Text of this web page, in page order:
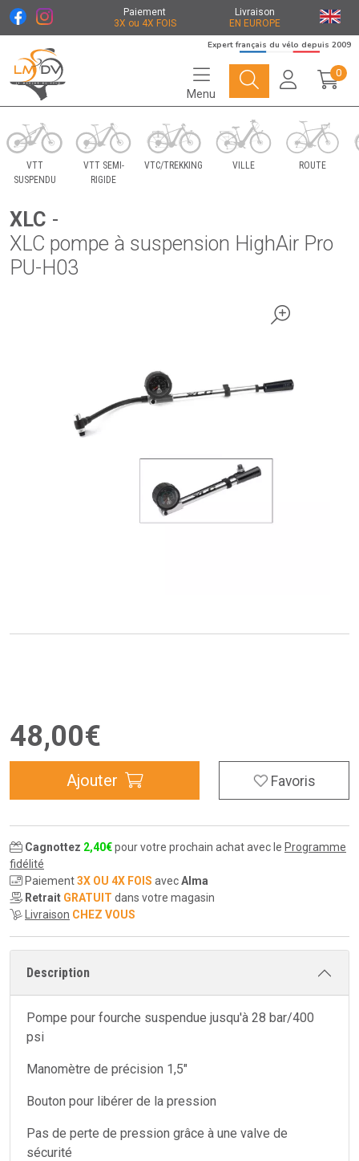
Paiement
3X ou 4X FOIS
Livraison
EN EUROPE
Le Marché du Vélo Votre distributeurs de vélo
Expert français du vélo depuis 2009
Menu
0
VTT
SUSPENDU
VTT SEMI-
RIGIDE
VTC/TREKKING VILLE ROUTE
XLC -
XLC pompe à suspension HighAir Pro
PU-H03
48,00€
Ajouter Favoris
Cagnottez 2,40€pour votre prochain achat avec le Programme
fidélité
Paiement3X OU 4X FOIS avecAlma
Retrait GRATUIT dans votre magasin
Livraison CHEZ VOUS
Description
Pompe pour fourche suspendue jusqu'à 28 bar/400
psi
Manomètre de précision 1,5"
Bouton pour libérer de la pression
Pas de perte de pression grâce à une valve de
sécurité